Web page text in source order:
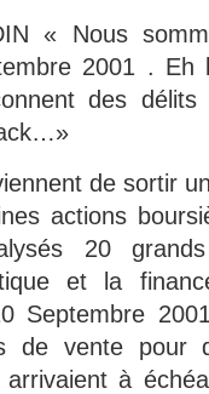
« Nous
2001 . Eh
des
de sortir
actions
20 grands
et la
Septembre
de vente pour
à